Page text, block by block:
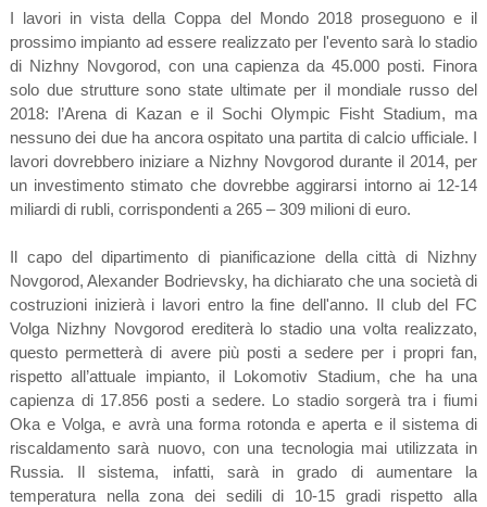
I lavori in vista della Coppa del Mondo 2018 proseguono e il
prossimo impianto ad essere realizzato per l'evento sarà lo stadio
di Nizhny Novgorod, con una capienza da 45.000 posti. Finora
solo due strutture sono state ultimate per il mondiale russo del
2018: l’Arena di Kazan e il Sochi Olympic Fisht Stadium, ma
nessuno dei due ha ancora ospitato una partita di calcio ufficiale. I
lavori dovrebbero iniziare a Nizhny Novgorod durante il 2014, per
un investimento stimato che dovrebbe aggirarsi intorno ai 12-14
miliardi di rubli, corrispondenti a 265 – 309 milioni di euro.
Il capo del dipartimento di pianificazione della città di Nizhny
Novgorod, Alexander Bodrievsky, ha dichiarato che una società di
costruzioni inizierà i lavori entro la fine dell'anno. Il club del FC
Volga Nizhny Novgorod erediterà lo stadio una volta realizzato,
questo permetterà di avere più posti a sedere per i propri fan,
rispetto all’attuale impianto, il Lokomotiv Stadium, che ha una
capienza di 17.856 posti a sedere. Lo stadio sorgerà tra i fiumi
Oka e Volga, e avrà una forma rotonda e aperta e il sistema di
riscaldamento sarà nuovo, con una tecnologia mai utilizzata in
Russia. Il sistema, infatti, sarà in grado di aumentare la
temperatura nella zona dei sedili di 10-15 gradi rispetto alla